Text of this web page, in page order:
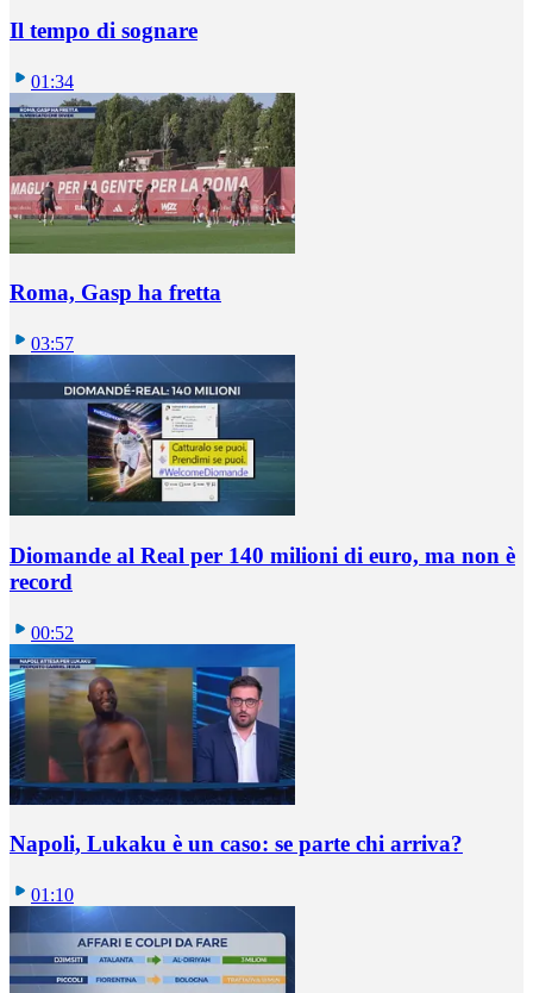
Il tempo di sognare
01:34
Roma, Gasp ha fretta
03:57
Diomande al Real per 140 milioni di euro, ma non è
record
00:52
Napoli, Lukaku è un caso: se parte chi arriva?
01:10